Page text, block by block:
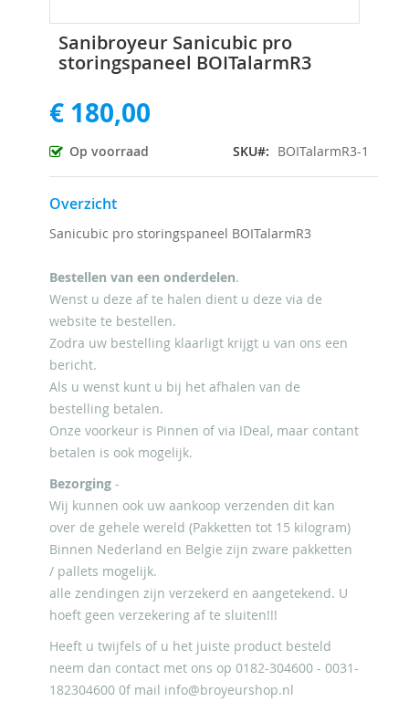
Sanibroyeur Sanicubic pro
storingspaneel BOITalarmR3
€ 180,00
Op voorraad SKU BOITalarmR3-1
Overzicht
Sanicubic pro storingspaneel BOITalarmR3
Bestellen van een onderdelen.
Wenst u deze af te halen dient u deze via de
website te bestellen.
Zodra uw bestelling klaarligt krijgt u van ons een
bericht.
Als u wenst kunt u bij het afhalen van de
bestelling betalen.
Onze voorkeur is Pinnen of via IDeal, maar contant
betalen is ook mogelijk.
Bezorging -
Wij kunnen ook uw aankoop verzenden dit kan
over de gehele wereld (Pakketten tot 15 kilogram)
Binnen Nederland en Belgie zijn zware pakketten
/ pallets mogelijk.
alle zendingen zijn verzekerd en aangetekend. U
hoeft geen verzekering af te sluiten!!!
Heeft u twijfels of u het juiste product besteld
neem dan contact met ons op 0182-304600 - 0031-
182304600 0f mail info@broyeurshop.nl
naar
het
van
de
afbeeldingen-
gallerij